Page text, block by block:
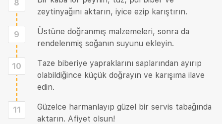
8
zeytinyağını aktarın, iyice ezip karıştırın.
9
Üstüne doğranmış malzemeleri, sonra da
rendelenmiş soğanın suyunu ekleyin.
10
Taze biberiye yapraklarını saplarından ayırıp
olabildiğince küçük doğrayın ve karışıma ilave
edin.
11
Güzelce harmanlayıp güzel bir servis tabağında
aktarın. Afiyet olsun!